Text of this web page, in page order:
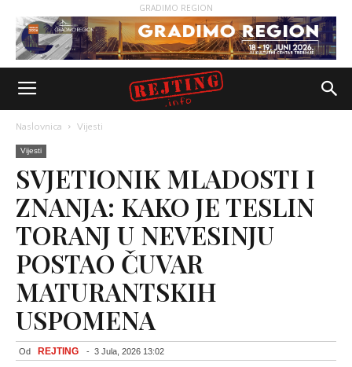
GRADIMO REGION
Naslovnica Vijesti
Vijesti
SVJETIONIK MLADOSTI I
ZNANJA: KAKO JE TESLIN
TORANJ U NEVESINJU
POSTAO ČUVAR
MATURANTSKIH
USPOMENA
Od REJTING - 3 Jula, 2026 13:02